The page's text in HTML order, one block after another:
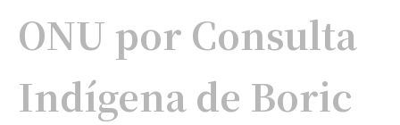
ONU por Consulta
Indígena de Boric